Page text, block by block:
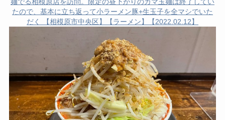
麺でる相模原店を訪問。限定の昼下がりのカマ玉麺は終了してい
たので、基本に立ち返って小ラーメン豚+生玉子を全マシでいた
だく 【相模原市中央区】【ラーメン】【2022.02.12】